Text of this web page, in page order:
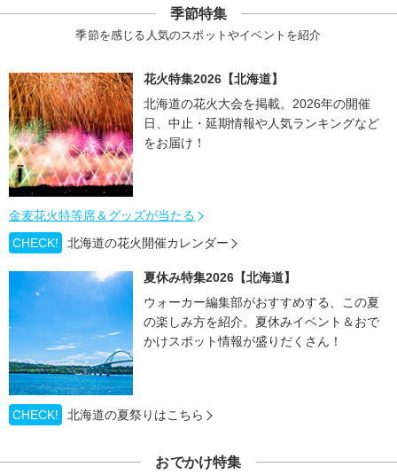
季節特集
季節を感じる人気のスポットやイベントを紹介
花火特集2026【北海道】
北海道の花火大会を掲載。2026年の開催
日、中止・延期情報や人気ランキングなど
をお届け！
金麦花火特等席＆グッズが当たる
CHECK!
北海道の花火開催カレンダー
夏休み特集2026【北海道】
ウォーカー編集部がおすすめする、この夏
の楽しみ方を紹介。夏休みイベント＆おで
かけスポット情報が盛りだくさん！
CHECK! 北海道の夏祭りはこちら
おでかけ特集